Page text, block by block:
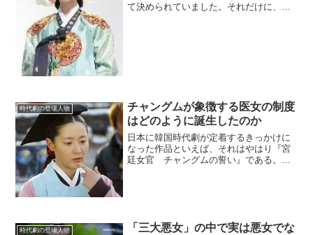
て決められていました。それだけに、王
時代劇の登場人物
チャングムが象徴する医女の制度
はどのように誕生したのか
日本に韓国時代劇が定着するきっかけに
なった作品といえば、それはやはり『宮
廷女官 チャングムの誓い』である。こ
時代劇の登場人物
「三大悪女」の中で実は悪女でな